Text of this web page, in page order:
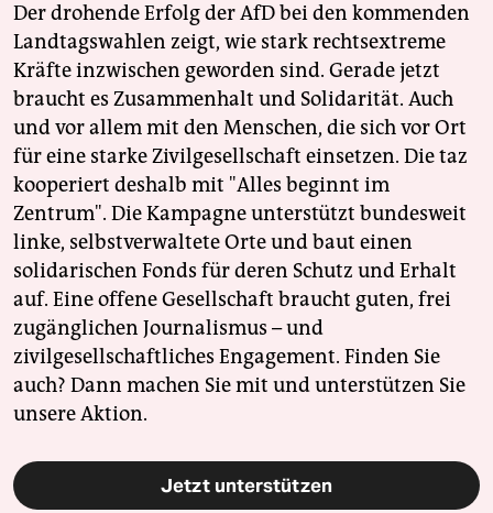
Der drohende Erfolg der AfD bei den kommenden
Landtagswahlen zeigt, wie stark rechtsextreme
Kräfte inzwischen geworden sind. Gerade jetzt
braucht es Zusammenhalt und Solidarität. Auch
und vor allem mit den Menschen, die sich vor Ort
für eine starke Zivilgesellschaft einsetzen. Die taz
kooperiert deshalb mit "Alles beginnt im
Zentrum". Die Kampagne unterstützt bundesweit
linke, selbstverwaltete Orte und baut einen
solidarischen Fonds für deren Schutz und Erhalt
auf. Eine offene Gesellschaft braucht guten, frei
zugänglichen Journalismus – und
zivilgesellschaftliches Engagement. Finden Sie
auch? Dann machen Sie mit und unterstützen Sie
unsere Aktion.
Jetzt unterstützen